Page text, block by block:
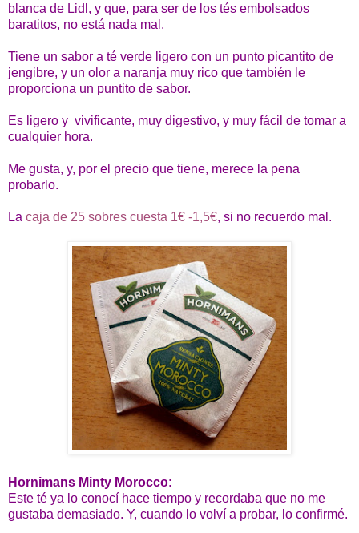
blanca de Lidl, y que, para ser de los tés embolsados
baratitos, no está nada mal.
Tiene un sabor a té verde ligero con un punto picantito de
jengibre, y un olor a naranja muy rico que también le
proporciona un puntito de sabor.
Es ligero y vivificante, muy digestivo, y muy fácil de tomar a
cualquier hora.
Me gusta, y, por el precio que tiene, merece la pena
probarlo.
La caja de 25 sobres cuesta 1€ -1,5€, si no recuerdo mal.
Hornimans Minty Morocco:
Este té ya lo conocí hace tiempo y recordaba que no me
gustaba demasiado. Y, cuando lo volví a probar, lo confirmé.